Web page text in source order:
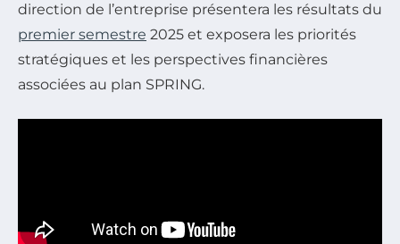
direction de l’entreprise présentera les résultats du
premier semestre 2025 et exposera les priorités
stratégiques et les perspectives financières
associées au plan SPRING.